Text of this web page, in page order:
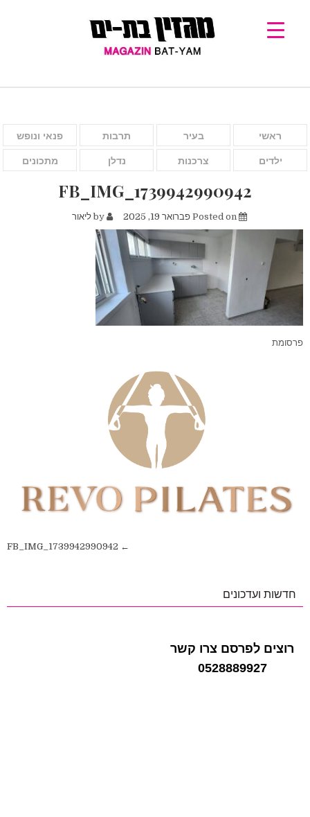
ראשי בעיר תרבות פנאי ונופש
ילדים צרכנות נדלן מתכונים
FB_IMG_1739942990942
Posted on פברואר 19, 2025 by ליאור
פרסומת
← FB_IMG_1739942990942
חדשות ועדכונים
רוצים לפרסם צרו קשר
0528889927